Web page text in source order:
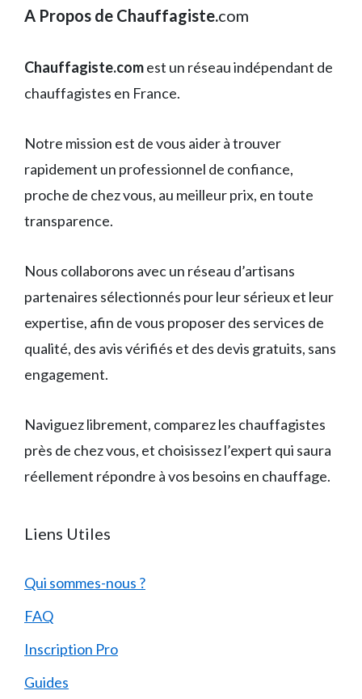
A Propos de Chauffagiste.com
Chauffagiste.comest un réseau indépendant de
chauffagistes en France.
Notre mission est de vous aider à trouver
rapidement un professionnel de confiance,
proche de chez vous, au meilleur prix, en toute
transparence.
Nous collaborons avec un réseau d’artisans
partenaires sélectionnés pour leur sérieux et leur
expertise, afin de vous proposer des services de
qualité, des avis vérifiés et des devis gratuits, sans
engagement.
Naviguez librement, comparez les chauffagistes
près de chez vous, et choisissez l’expert qui saura
réellement répondre à vos besoins en chauffage.
Liens Utiles
Qui sommes-nous ?
FAQ
Inscription Pro
Guides